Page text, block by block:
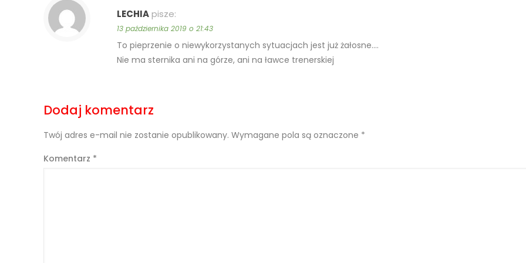
LECHIApisze:
13 października 2019 o 21:43
To pieprzenie o niewykorzystanych sytuacjach jest już żałosne….
Nie ma sternika ani na górze, ani na ławce trenerskiej
Dodaj komentarz
Twój adres e-mail nie zostanie opublikowany. Wymagane pola są oznaczone *
Komentarz *